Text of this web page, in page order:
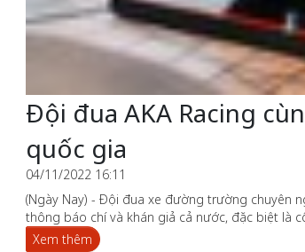
Đội đua AKA Racing
quốc gia
04/11/2022 16:11
(Ngày Nay) - Đội đua xe đường trường chuyên
thông báo chí và khán giả cả nước, đặc biệt là
Xem thêm